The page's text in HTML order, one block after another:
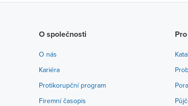
O společnosti
O nás
Kariéra
Protikorupční program
Firemní časopis